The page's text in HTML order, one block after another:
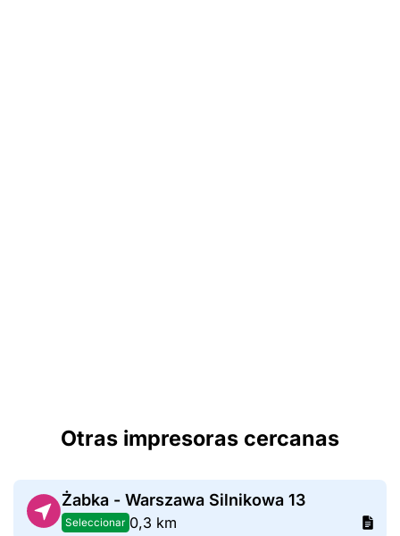
Otras impresoras cercanas
Żabka - Warszawa Silnikowa 13
Seleccionar 0,3 km